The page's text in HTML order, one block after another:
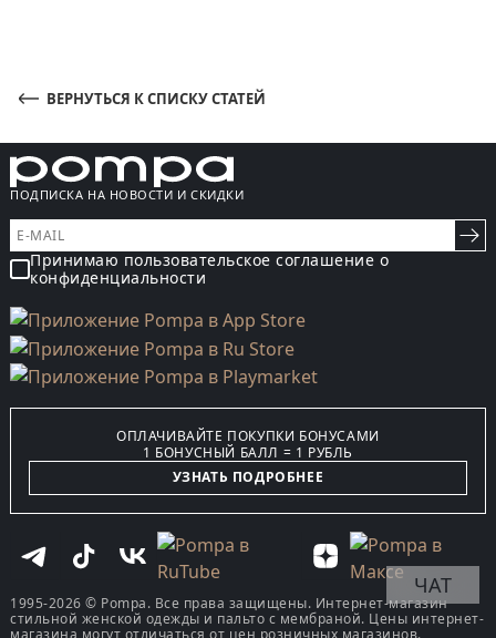
ВЕРНУТЬСЯ К СПИСКУ СТАТЕЙ
ПОДПИСКА НА НОВОСТИ И СКИДКИ
Принимаю пользовательское соглашение о
конфиденциальности
ОПЛАЧИВАЙТЕ ПОКУПКИ БОНУСАМИ
1 БОНУСНЫЙ БАЛЛ = 1 РУБЛЬ
УЗНАТЬ ПОДРОБНЕЕ
1995-2026 © Pompa. Все права защищены. Интернет-магазин
стильной женской одежды и пальто с мембраной. Цены интернет-
магазина могут отличаться от цен розничных магазинов.
ЧАТ